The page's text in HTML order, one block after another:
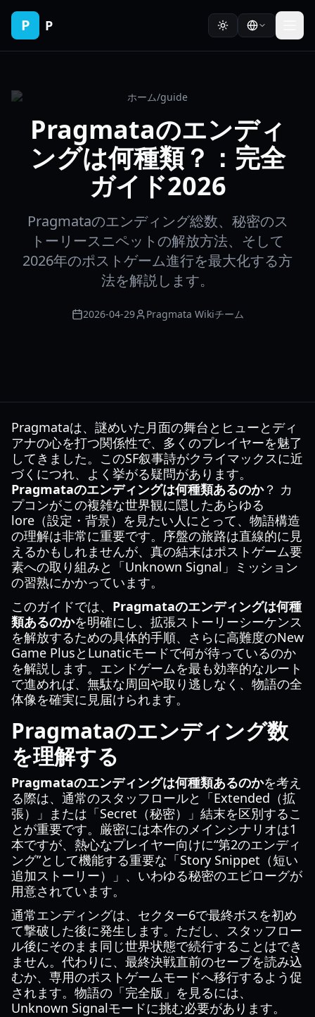
P P
ホーム/guide
Pragmataのエンディ
ングは何種類？：完全
ガイド2026
Pragmataのエンディング総数、秘密のス
トーリースニペットの解放方法、そして
2026年のポストゲーム進行を最大化する方
法を解説します。
2026-04-29 Pragmata Wikiチーム
Pragmataは、謎めいた月面の舞台とヒューとディ
アナの心を打つ関係性で、多くのプレイヤーを魅了
してきました。このSF叙事詩がクライマックスに近
づくにつれ、よく挙がる疑問があります。
Pragmataのエンディングは何種類あるのか？ カ
プコンがこの複雑な世界観に隠したあらゆる
lore（設定・背景）を見たい人にとって、物語構造
の理解は非常に重要です。序盤の旅路は直線的に見
えるかもしれませんが、真の結末はポストゲーム要
素への取り組みと「Unknown Signal」ミッション
の習熟にかかっています。
このガイドでは、 Pragmataのエンディングは何種
類あるのかを明確にし、拡張ストーリーシーケンス
を解放するための具体的手順、さらに高難度のNew
Game PlusとLunaticモードで何が待っているのか
を解説します。エンドゲームを最も効率的なルート
で進めれば、無駄な周回や取り逃しなく、物語の全
体像を確実に見届けられます。
Pragmataのエンディング数
を理解する
Pragmataのエンディングは何種類あるのかを考え
る際は、通常のスタッフロールと「Extended（拡
張）」または「Secret（秘密）」結末を区別するこ
とが重要です。厳密には本作のメインシナリオは1
本ですが、熱心なプレイヤー向けに“第2のエンディ
ング”として機能する重要な「Story Snippet（短い
追加ストーリー）」、いわゆる秘密のエピローグが
用意されています。
通常エンディングは、セクター6で最終ボスを初め
て撃破した後に発生します。ただし、スタッフロー
ル後にそのまま同じ世界状態で続行することはでき
ません。代わりに、最終決戦直前のセーブを読み込
むか、専用のポストゲームモードへ移行するよう促
されます。物語の「完全版」を見るには、
Unknown Signalモードに挑む必要があります。